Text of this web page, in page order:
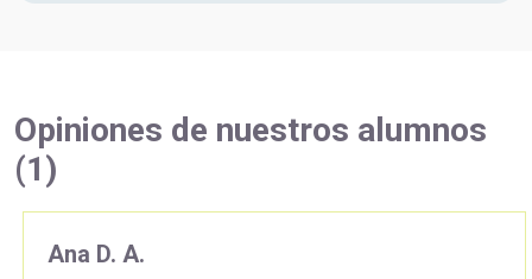
Opiniones de nuestros alumnos
(1)
Ana D. A.